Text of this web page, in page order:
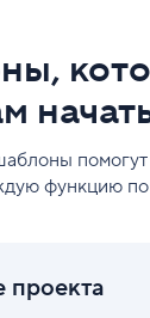
функцию
проекта